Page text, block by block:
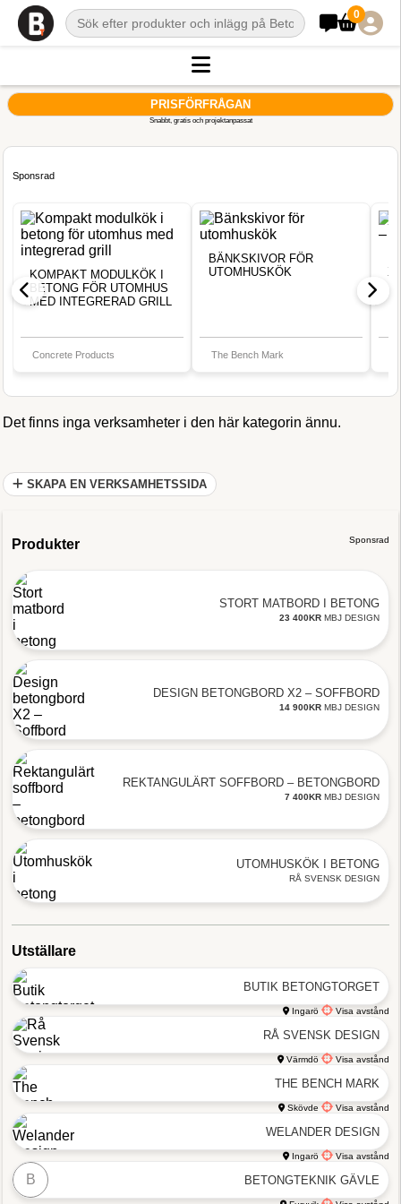
0
PRISFÖRFRÅGAN
Snabbt, gratis och projektanpassat
Sponsrad
KOMPAKT MODULKÖK I
BETONG FÖR UTOMHUS
MED INTEGRERAD GRILL
Concrete Products
BÄNKSKIVOR FÖR
UTOMHUSKÖK
The Bench Mark
Det finns inga verksamheter i den här kategorin ännu.
SKAPA EN VERKSAMHETSSIDA
Produkter Sponsrad
STORT MATBORD I BETONG
23 400KRMBJ DESIGN
DESIGN BETONGBORD X2 – SOFFBORD
14 900KRMBJ DESIGN
REKTANGULÄRT SOFFBORD – BETONGBORD
7 400KRMBJ DESIGN
UTOMHUSKÖK I BETONG
RÅ SVENSK DESIGN
Utställare
BUTIK BETONGTORGET
Ingarö Visa avstånd
RÅ SVENSK DESIGN
Värmdö Visa avstånd
THE BENCH MARK
Skövde Visa avstånd
WELANDER DESIGN
Ingarö Visa avstånd
B BETONGTEKNIK GÄVLE